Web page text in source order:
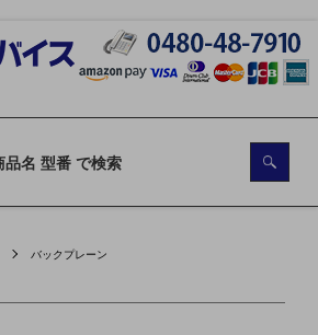
バックプレーン